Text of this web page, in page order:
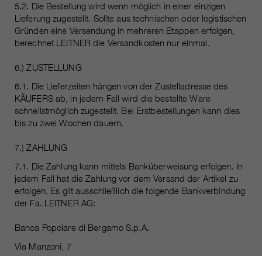
5.2. Die Bestellung wird wenn möglich in einer einzigen
Lieferung zugestellt. Sollte aus technischen oder logistischen
Gründen eine Versendung in mehreren Etappen erfolgen,
berechnet LEITNER die Versandkosten nur einmal.
6.) ZUSTELLUNG
6.1. Die Lieferzeiten hängen von der Zustelladresse des
KÄUFERS ab, in jedem Fall wird die bestellte Ware
schnellstmöglich zugestellt. Bei Erstbestellungen kann dies
bis zu zwei Wochen dauern.
7.) ZAHLUNG
7.1. Die Zahlung kann mittels Banküberweisung erfolgen. In
jedem Fall hat die Zahlung vor dem Versand der Artikel zu
erfolgen. Es gilt ausschließlich die folgende Bankverbindung
der Fa. LEITNER AG:
Banca Popolare di Bergamo S.p.A.
Via Manzoni, 7